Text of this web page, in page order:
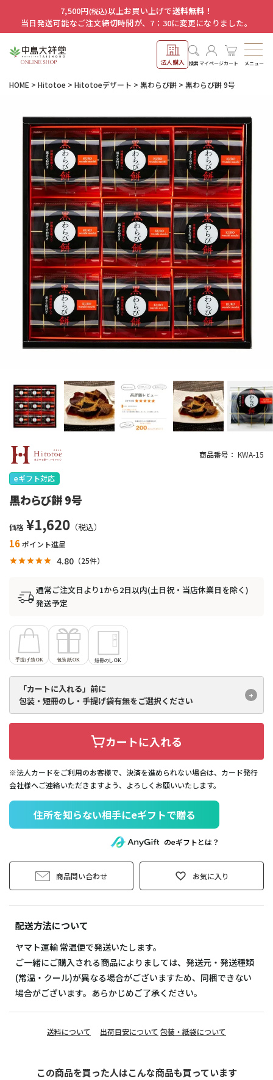
7,500円(税込)以上お買い上げで送料無料！
当日発送可能なご注文締切時間が、7：30に変更になりました。
法人購入 検索マイページカート メニュー
HOME Hitotoe Hitotoeデザート 黒わらび餅 黒わらび餅 9号
商品番号 KWA-15
eギフト対応
黒わらび餅 9号
価格 ¥1,620
16ポイント進呈
4.80 25
通常ご注文日より1から2日以内(土日祝・当店休業日を除く)
発送予定
「カートに入れる」前に
包装・短冊のし・手提げ袋有無をご選択ください
カートに入れる
※法人カードをご利用のお客様で、決済を進められない場合は、カード発行
会社様へご連絡いただきますよう、よろしくお願いいたします。
住所を知らない相手にeギフトで贈る
のeギフトとは？
商品問い合わせ お気に入り
配送方法について
ヤマト運輸 常温便で発送いたします。
ご一緒にご購入される商品によりましては、発送元・発送種類
(常温・クール)が異なる場合がございますため、同梱できない
場合がございます。あらかじめご了承ください。
送料について 出荷目安について 包装・紙袋について
この商品を買った人はこんな商品も買っています